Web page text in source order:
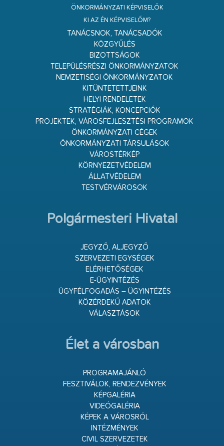
ÖNKORMÁNYZATI KÉPVISELŐK
KI AZ ÉN KÉPVISELŐM?
TANÁCSNOK, TANÁCSADÓK
KÖZGYŰLÉS
BIZOTTSÁGOK
TELEPÜLÉSRÉSZI ÖNKORMÁNYZATOK
NEMZETISÉGI ÖNKORMÁNYZATOK
KITÜNTETETTJEINK
HELYI RENDELETEK
STRATÉGIÁK, KONCEPCIÓK
PROJEKTEK, VÁROSFEJLESZTÉSI PROGRAMOK
ÖNKORMÁNYZATI CÉGEK
ÖNKORMÁNYZATI TÁRSULÁSOK
VÁROSTÉRKÉP
KÖRNYEZETVÉDELEM
ÁLLATVÉDELEM
TESTVÉRVÁROSOK
Polgármesteri Hivatal
JEGYZŐ, ALJEGYZŐ
SZERVEZETI EGYSÉGEK
ELÉRHETŐSÉGEK
E-ÜGYINTÉZÉS
ÜGYFÉLFOGADÁS – ÜGYINTÉZÉS
KÖZÉRDEKŰ ADATOK
VÁLASZTÁSOK
Élet a városban
PROGRAMAJÁNLÓ
FESZTIVÁLOK, RENDEZVÉNYEK
KÉPGALÉRIA
VIDEÓGALÉRIA
KÉPEK A VÁROSRÓL
INTÉZMÉNYEK
CIVIL SZERVEZETEK